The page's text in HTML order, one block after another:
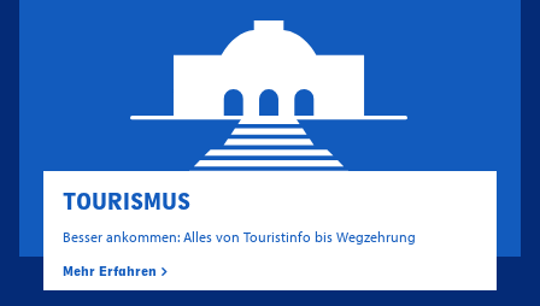
TOURISMUS
Besser ankommen: Alles von Touristinfo bis Wegzehrung
Mehr Erfahren